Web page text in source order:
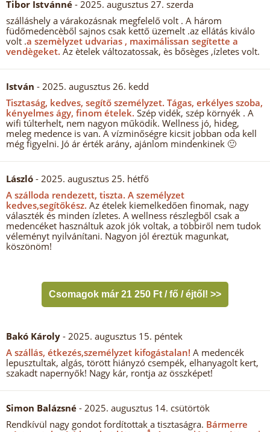
Tibor Istvánné - 2025. augusztus 27. szerda
szálláshely a várakozásnak megfelelő volt . A három
füdőmedencèből sajnos csak kettő üzemelt .az ellátás kiválo
volt .a szemèlyzet udvarias , maximálissan segítette a
vendègeket. Az ètelek változatossak, ès bősèges ,ízletes volt.
István - 2025. augusztus 26. kedd
Tisztaság, kedves, segítő személyzet. Tágas, erkélyes szoba,
kényelmes ágy, finom ételek. Szép vidék, szép környék . A
wifi túlterhelt, nem nagyon működik. Wellness jó, hideg,
meleg medence is van. A vízminőségre kicsit jobban oda kell
még figyelni. Jó ár érték arány, ajánlom mindenkinek 🙂
László - 2025. augusztus 25. hétfő
A szálloda rendezett, tiszta. A személyzet
kedves,segítőkész. Az ételek kiemelkedően finomak, nagy
választék és minden ízletes. A wellness részlegből csak a
medencéket használtuk azok jók voltak, a többiről nem tudok
véleményt nyilvánítani. Nagyon jól éreztük magunkat,
köszönöm!
Csomagok már 21 250 Ft / fő / éjtől! >>
Bakó Károly - 2025. augusztus 15. péntek
A szállás, étkezés,személyzet kifogástalan! A medencék
lepusztultak, algás, törött hiányzó csempék, elhanyagolt kert,
szakadt napernyők! Nagy kár, rontja az összképet!
Simon Balázsné - 2025. augusztus 14. csütörtök
Rendkívül nagy gondot fordítottak a tisztaságra. Bármerre